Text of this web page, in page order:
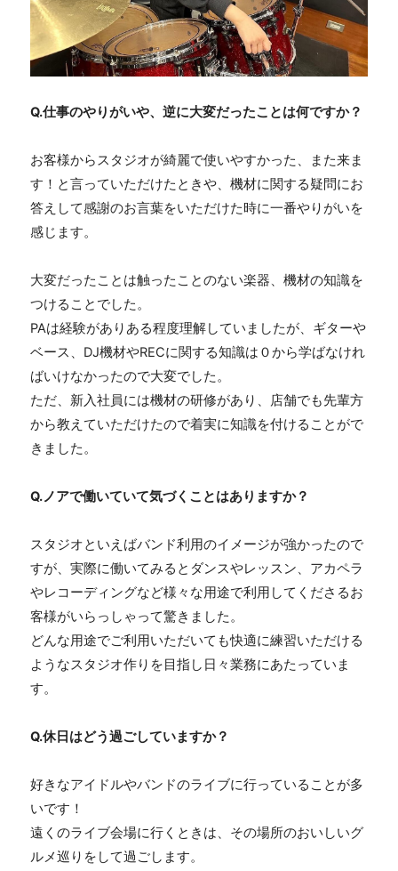
Q.仕事のやりがいや、逆に大変だったことは何ですか？
お客様からスタジオが綺麗で使いやすかった、また来ま
す！と言っていただけたときや、機材に関する疑問にお
答えして感謝のお言葉をいただけた時に一番やりがいを
感じます。
大変だったことは触ったことのない楽器、機材の知識を
つけることでした。
PAは経験がありある程度理解していましたが、ギターや
ベース、 DJ機材やRECに関する知識は０から学ばなけれ
ばいけなかったので大変でした。
ただ、新入社員には機材の研修があり、店舗でも先輩方
から教えていただけたので着実に知識を付けることがで
きました。
Q.ノアで働いていて気づくことはありますか？
スタジオといえばバンド利用のイメージが強かったので
すが、実際に働いてみるとダンスやレッスン、アカペラ
やレコーディングなど様々な用途で利用してくださるお
客様がいらっしゃって驚きました。
どんな用途でご利用いただいても快適に練習いただける
ようなスタジオ作りを目指し日々業務にあたっていま
す。
Q.休日はどう過ごしていますか？
好きなアイドルやバンドのライブに行っていることが多
いです！
遠くのライブ会場に行くときは、その場所のおいしいグ
ルメ巡りをして過ごします。